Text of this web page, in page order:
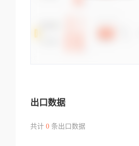
出口数据
共计 0条出口数据